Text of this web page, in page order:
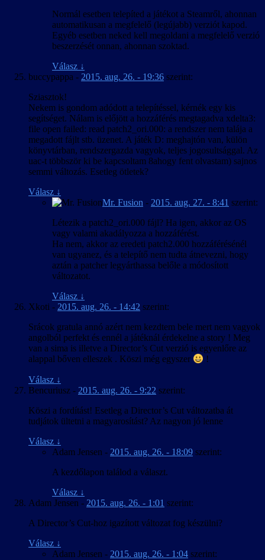
Normál esetben telepíted a játékot a Steamről, ahonnan
automatikusan a megfelelő (legújabb) verziót kapod.
Egyéb esetben neked kell megoldani a megfelelő verzió
beszerzését onnan, ahonnan szoktad.
Válasz ↓
buccypappa - 2015. aug. 26. - 19:36 szerint:
Sziasztok!
Nekem is gondom adódott a telepítéssel, kérnék egy kis
segítséget. Nálam is előjött a hozzáférés megtagadva xdelta3:
file open failed: read patch2_ori.000: a rendszer nem talája a
megadott fájlt stb. üzenet. A játék D: meghajtón van, külön
könyvtárban, rendszergazda vagyok, teljes jogosultsággal. Az
uac-t többször ki be kapcsoltam 8ahogy fent olvastam) sajnos
semmi változás. Esetleg ötletek?
Válasz ↓
Mr. Fusion - 2015. aug. 27. - 8:41 szerint:
Létezik a patch2_ori.000 fájl? Ha igen, akkor az OS
vagy valami akadályozza a hozzáférést.
Ha nem, akkor az eredeti patch2.000 hozzáférésénél
van ugyanez, és a telepítő nem tudta átnevezni, hogy
aztán a patcher legyárthassa belőle a módosított
változatot.
Válasz ↓
Xkoti - 2015. aug. 26. - 14:42 szerint:
Srácok gratula annó azért nem kezdtem bele mert nem vagyok
angolból perfekt és ennél a játéknál érdekelne a story ! Meg
van a sima is illetve a Director’s Cut verzió is egyenlőre az
alappal bőven elleszek . Köszi még egyszer
!
Válasz ↓
Bencuriusz - 2015. aug. 26. - 9:22 szerint:
Köszi a fordítást! Esetleg a Director’s Cut változatba át
tudjátok ültetni a magyarosítást? Az nagyon jó lenne
Válasz ↓
Adam Jensen - 2015. aug. 26. - 18:09 szerint:
A kezdőlapon találod a választ.
Válasz ↓
Adam Jensen - 2015. aug. 26. - 1:01 szerint:
A Director’s Cut-hoz igazított változat fog készülni?
Válasz ↓
Adam Jensen - 2015. aug. 26. - 1:04 szerint: